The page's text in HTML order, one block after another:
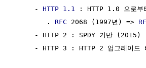
     -
HTTP 1.1
: HTTP 1.0 으로부
        .
RFC 2068 (1997년) =>
     - HTTP 2 : SPDY 기반 (2015)
- HTTP 3 : HTTP 2 업그레이드